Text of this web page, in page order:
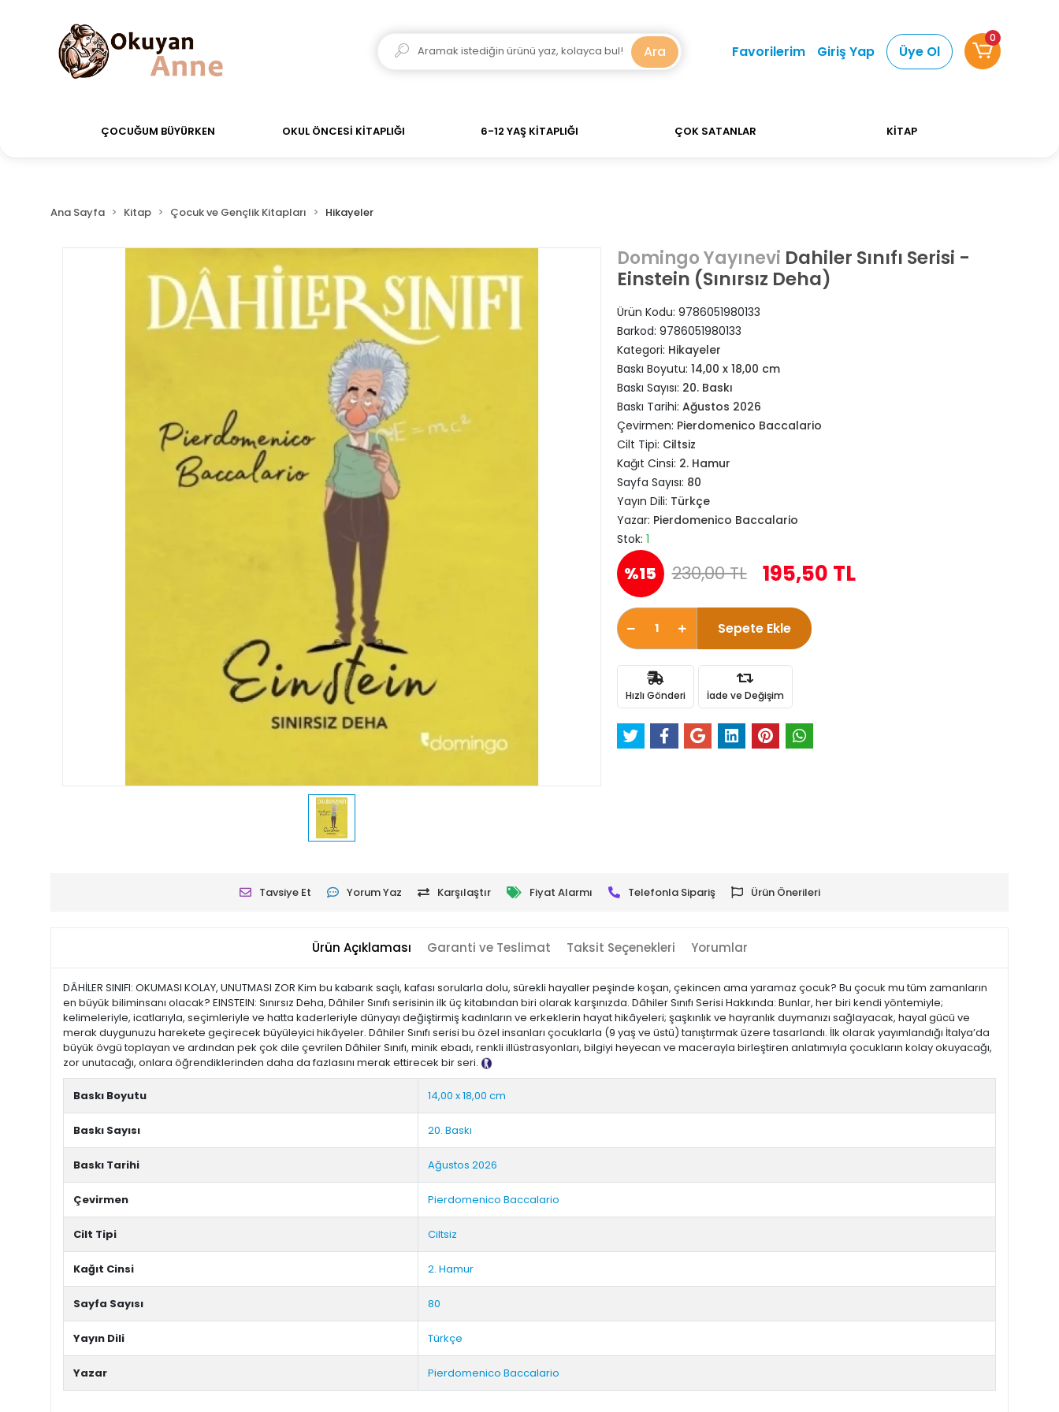
siparişler Aynı Gün Kargo! Saat 11:00'a kadar verdiğiniz siparişler Aynı Gün Kargo! 700 TL Üzeri Alışverişlerinizde Kargo Ücretsiz! Bizi tercih
Ara Favorilerim Giriş Yap Üye Ol
0
ÇOCUĞUM BÜYÜRKEN OKUL ÖNCESİ KİTAPLIĞI 6-12 YAŞ KİTAPLIĞI ÇOK SATANLAR KİTAP
Ana Sayfa Kitap Çocuk ve Gençlik Kitapları Hikayeler
Domingo Yayınevi Dahiler Sınıfı Serisi -
Einstein (Sınırsız Deha)
Ürün Kodu: 9786051980133
Barkod: 9786051980133
Kategori: Hikayeler
Baskı Boyutu: 14,00 x 18,00 cm
Baskı Sayısı: 20. Baskı
Baskı Tarihi: Ağustos 2026
Çevirmen: Pierdomenico Baccalario
Cilt Tipi: Ciltsiz
Kağıt Cinsi: 2. Hamur
Sayfa Sayısı: 80
Yayın Dili: Türkçe
Yazar: Pierdomenico Baccalario
Stok: 1
%15 230,00 TL 195,50 TL
Sepete Ekle
Hızlı Gönderi İade ve Değişim
Tavsiye Et Yorum Yaz Karşılaştır Fiyat Alarmı Telefonla Sipariş Ürün Önerileri
Ürün Açıklaması Garanti ve Teslimat Taksit Seçenekleri Yorumlar
DÂHİLER SINIFI: OKUMASI KOLAY, UNUTMASI ZOR Kim bu kabarık saçlı, kafası sorularla dolu, sürekli hayaller peşinde koşan, çekincen ama yaramaz çocuk? Bu çocuk mu tüm zamanların
en büyük biliminsanı olacak? EINSTEIN: Sınırsız Deha, Dâhiler Sınıfı serisinin ilk üç kitabından biri olarak karşınızda. Dâhiler Sınıfı Serisi Hakkında: Bunlar, her biri kendi yöntemiyle;
kelimeleriyle, icatlarıyla, seçimleriyle ve hatta kaderleriyle dünyayı değiştirmiş kadınların ve erkeklerin hayat hikâyeleri; şaşkınlık ve hayranlık duymanızı sağlayacak, hayal gücü ve
merak duygunuzu harekete geçirecek büyüleyici hikâyeler. Dâhiler Sınıfı serisi bu özel insanları çocuklarla (9 yaş ve üstü) tanıştırmak üzere tasarlandı. İlk olarak yayımlandığı İtalya’da
büyük övgü toplayan ve ardından pek çok dile çevrilen Dâhiler Sınıfı, minik ebadı, renkli illüstrasyonları, bilgiyi heyecan ve macerayla birleştiren anlatımıyla çocukların kolay okuyacağı,
zor unutacağı, onlara öğrendiklerinden daha da fazlasını merak ettirecek bir seri.
Tanıtım Metni
Baskı Boyutu 14,00 x 18,00 cm
Baskı Sayısı 20. Baskı
Baskı Tarihi Ağustos 2026
Çevirmen Pierdomenico Baccalario
Cilt Tipi Ciltsiz
Kağıt Cinsi 2. Hamur
Sayfa Sayısı 80
Yayın Dili Türkçe
Yazar Pierdomenico Baccalario